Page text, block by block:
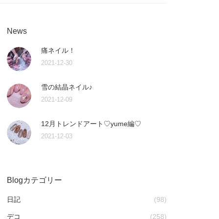
News
痛ネイル！
2021-12-30
雪の結晶ネイル♪
2021-12-09
12月トレンドアート♡yume編♡
2021-12-03
Blogカテゴリー
日記 (98)
デコ (258)